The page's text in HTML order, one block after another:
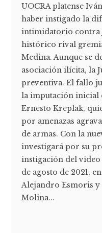
UOCRA platense
haber instigado la
intimidatorio contra
histórico rival
Medina. Aunque se
asociación ilícita, la
preventiva. El fallo
la imputación inicial
Ernesto Kreplak,
por amenazas
de armas. Con la
investigará por su
instigación del
de agosto de 2021,
Alejandro Esmoris y
Molina...